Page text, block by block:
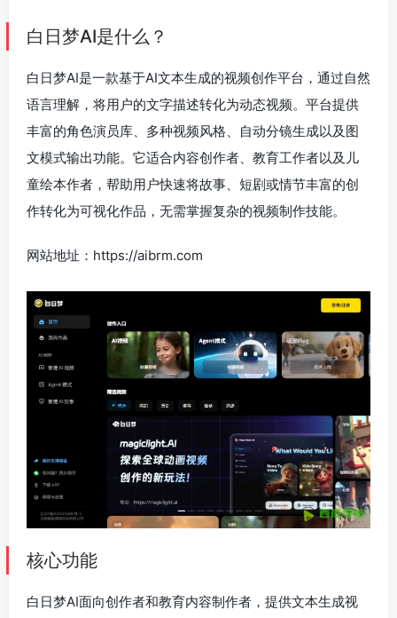
白日梦AI是什么？
白日梦AI是一款基于AI文本生成的视频创作平台，通过自然
语言理解，将用户的文字描述转化为动态视频。平台提供
丰富的角色演员库、多种视频风格、自动分镜生成以及图
文模式输出功能。它适合内容创作者、教育工作者以及儿
童绘本作者，帮助用户快速将故事、短剧或情节丰富的创
作转化为可视化作品，无需掌握复杂的视频制作技能。
网站地址：https://aibrm.com
核心功能
白日梦AI面向创作者和教育内容制作者，提供文本生成视